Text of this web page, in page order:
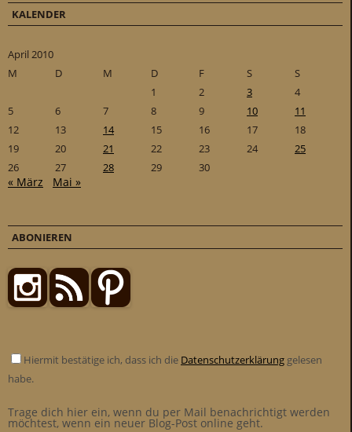
KALENDER
April 2010
M
D M D F S
S
1
2 3
4
5
6 7 8 9 10
11
12
13 14 15 16 17
18
19
20 21 22 23 24
25
26
27 28 29 30
« März Mai »
ABONIEREN
Hiermit bestätige ich, dass ich die Datenschutzerklärung gelesen
habe.
Trage dich hier ein, wenn du per Mail benachrichtigt werden
möchtest, wenn ein neuer Blog-Post online geht.